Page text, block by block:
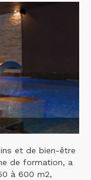
et de bien-être
de formation, a
à 600 m2,